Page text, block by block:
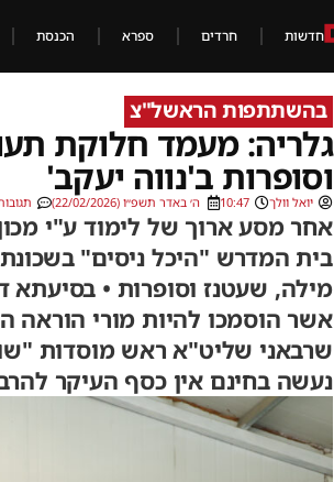
חדשות חרדים ספרא הכנסת
בהשתתפות הראשל"צ
גלריה: מעמד חלוקת
וסופרות ב'נווה יעקב'
יואל וולך 10:47 ה׳ באדר תשפ״ו (22/02/2026)
אחר מסע ארוך של לימוד ע"י
בית המדרש "היכל ניסים"
מילה, שעטנז וסופרות • בסיעתא
אשר הוסמכו להיות מורי הוראה
שרבאני שליט"א ראש מוסדות
נעשה בחינם אין כסף העיקר